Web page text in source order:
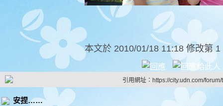
本文於 2010/01/18 11:18 修改第 1
引用網址：https://city.udn.com/
安捏……